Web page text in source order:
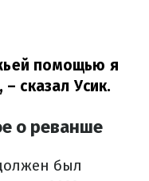
помощью я
– сказал Усик.
о реванше
был